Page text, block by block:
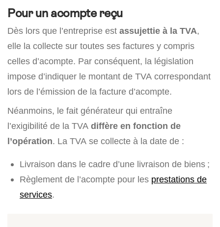
Pour un acompte reçu
Dès lors que l’entreprise est assujettie à la TVA,
elle la collecte sur toutes ses factures y compris
celles d’acompte. Par conséquent, la législation
impose d’indiquer le montant de TVA correspondant
lors de l’émission de la facture d’acompte.
Néanmoins, le fait générateur qui entraîne
l’exigibilité de la TVA diffère en fonction de
l’opération. La TVA se collecte à la date de :
Livraison dans le cadre d’une livraison de biens ;
Règlement de l’acompte pour les prestations de
services.